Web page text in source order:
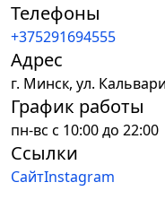
Телефоны
+375291694555
Адрес
г. Минск, ул.
График работы
пн-вс с 10:00 до 22:00
Ссылки
СайтInstagram